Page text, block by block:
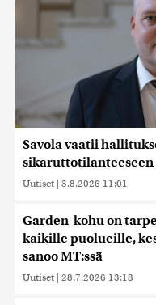
Savola vaatii
sikaruttotilanteeseen
Uutiset | 3.8.2026 11:01
Garden-kohu on
kaikille puolueille,
sanoo MT:ssä
Uutiset | 28.7.2026 13:18